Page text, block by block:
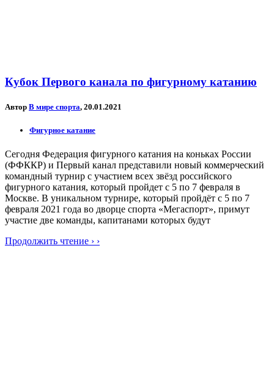
Кубок Первого канала по фигурному катанию
Автор В мире спорта, 20.01.2021
Фигурное катание
Сегодня Федерация фигурного катания на коньках России
(ФФККР) и Первый канал представили новый коммерческий
командный турнир с участием всех звёзд российского
фигурного катания, который пройдет с 5 по 7 февраля в
Москве. В уникальном турнире, который пройдёт с 5 по 7
февраля 2021 года во дворце спорта «Мегаспорт», примут
участие две команды, капитанами которых будут
Продолжить чтение › ›